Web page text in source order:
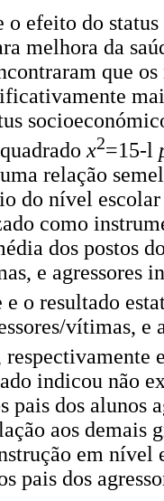
o efeito do
melhora da
que
x2=15-l
relação
do nível
como
dos postos
e agressores
e o resultado
vítimas, e
respectivamente
indicou não
pais dos alunos
aos demais
em
pais dos